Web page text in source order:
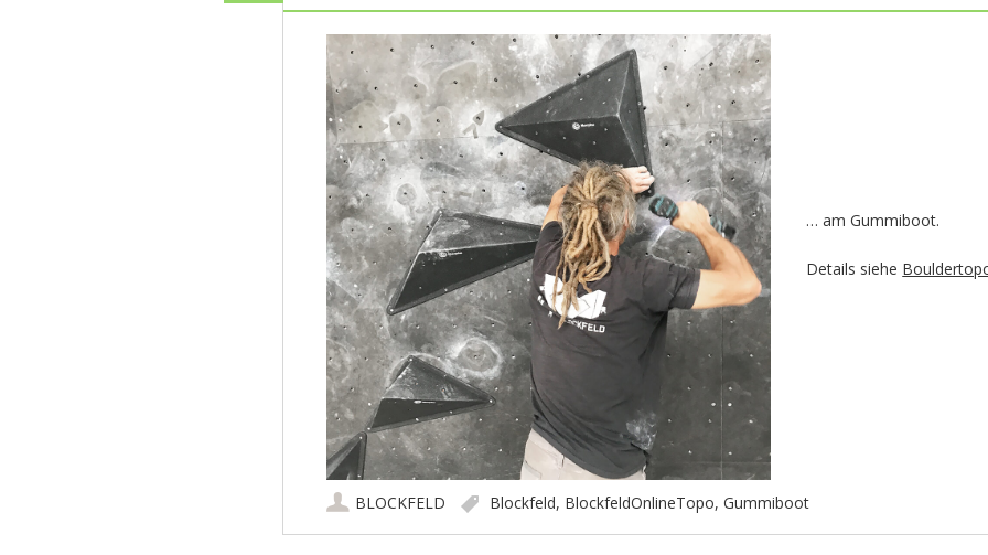
… am Gummiboot.
Details siehe
BLOCKFELD Blockfeld, BlockfeldOnlineTopo, Gummiboot